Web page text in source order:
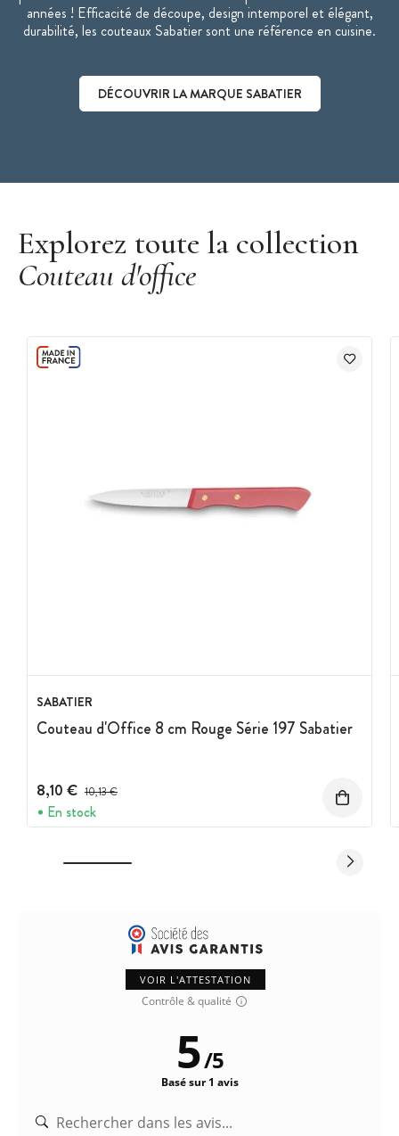
années ! Efficacité de découpe, design intemporel et élégant,
durabilité, les couteaux Sabatier sont une référence en cuisine.
DÉCOUVRIR LA MARQUE SABATIER
Explorez toute la collection
Couteau d'office
SABATIER
Couteau d'Office 8 cm Rouge Série 197 Sabatier
8,10 € Prix avant réduction :
10,13 €
En stock
VOIR L'ATTESTATION
Contrôle & qualité
5/5
Basé sur 1 avis